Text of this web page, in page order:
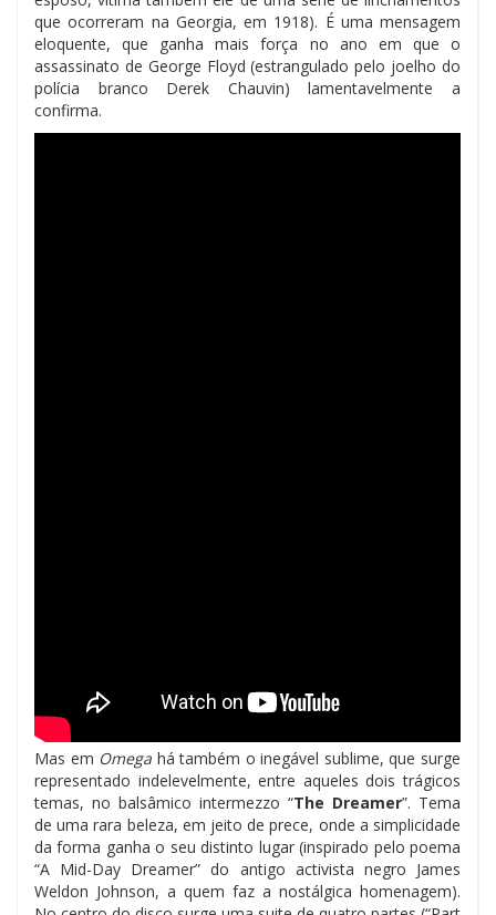
que ocorreram na Georgia, em 1918). É uma mensagem
eloquente, que ganha mais força no ano em que o
assassinato de George Floyd (estrangulado pelo joelho do
polícia branco Derek Chauvin) lamentavelmente a
confirma.
Mas em Omega há também o inegável sublime, que surge
representado indelevelmente, entre aqueles dois trágicos
temas, no balsâmico intermezzo “The Dreamer”. Tema
de uma rara beleza, em jeito de prece, onde a simplicidade
da forma ganha o seu distinto lugar (inspirado pelo poema
“A Mid-Day Dreamer” do antigo activista negro James
Weldon Johnson, a quem faz a nostálgica homenagem).